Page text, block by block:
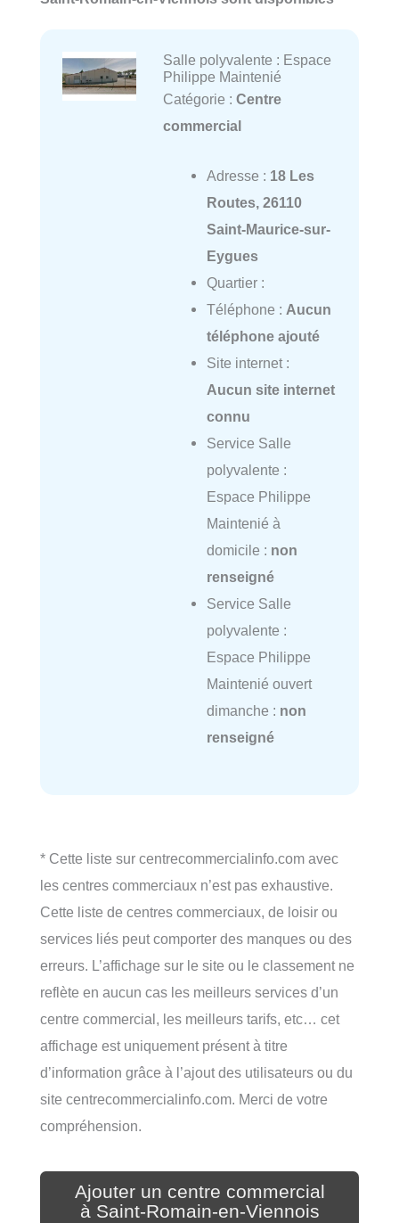
Salle polyvalente : Espace
Philippe Maintenié
Catégorie : Centre
commercial
Adresse : 18 Les
Routes, 26110
Saint-Maurice-sur-
Eygues
Quartier :
Téléphone : Aucun
téléphone ajouté
Site internet :
Aucun site internet
connu
Service Salle
polyvalente :
Espace Philippe
Maintenié à
domicile : non
renseigné
Service Salle
polyvalente :
Espace Philippe
Maintenié ouvert
dimanche : non
renseigné
* Cette liste sur centrecommercialinfo.com avec
les centres commerciaux n’est pas exhaustive.
Cette liste de centres commerciaux, de loisir ou
services liés peut comporter des manques ou des
erreurs. L’affichage sur le site ou le classement ne
reflète en aucun cas les meilleurs services d’un
centre commercial, les meilleurs tarifs, etc… cet
affichage est uniquement présent à titre
d’information grâce à l’ajout des utilisateurs ou du
site centrecommercialinfo.com. Merci de votre
compréhension.
Ajouter un centre commercial
à Saint-Romain-en-Viennois